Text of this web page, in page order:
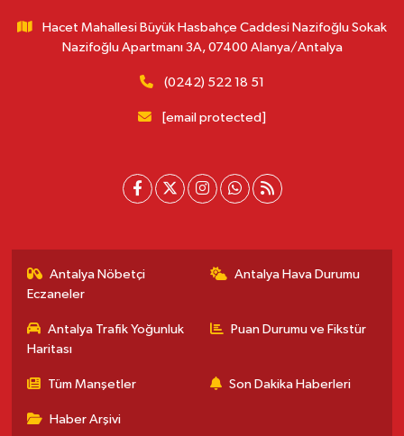
Hacet Mahallesi Büyük Hasbahçe Caddesi Nazifoğlu Sokak
Nazifoğlu Apartmanı 3A, 07400 Alanya/Antalya
(0242) 522 18 51
[email protected]
Antalya Nöbetçi
Eczaneler
Antalya Hava Durumu
Antalya Trafik Yoğunluk
Haritası
Puan Durumu ve Fikstür
Tüm Manşetler Son Dakika Haberleri
Haber Arşivi